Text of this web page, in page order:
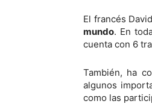
El francés
mundo. En
cuenta con 6
También, ha
algunos
como las